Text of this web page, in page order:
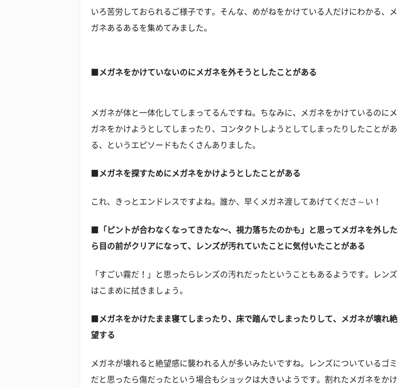
いろ苦労しておられるご様子です。そんな、めがねをかけている人だけにわかる、メ
ガネあるあるを集めてみました。
メガネをかけていないのにメガネを外そうとしたことがある
メガネが体と一体化してしまってるんですね。ちなみに、メガネをかけているのにメ
ガネをかけようとしてしまったり、コンタクトしようとしてしまったりしたことがあ
る、というエピソードもたくさんありました。
メガネを探すためにメガネをかけようとしたことがある
これ、きっとエンドレスですよね。誰か、早くメガネ渡してあげてくださ～い！
「ピントが合わなくなってきたな～、視力落ちたのかも」と思ってメガネを外した
ら目の前がクリアになって、レンズが汚れていたことに気付いたことがある
「すごい霧だ！」と思ったらレンズの汚れだったということもあるようです。レンズ
はこまめに拭きましょう。
メガネをかけたまま寝てしまったり、床で踏んでしまったりして、メガネが壊れ絶
望する
メガネが壊れると絶望感に襲われる人が多いみたいですね。レンズについているゴミ
だと思ったら傷だったという場合もショックは大きいようです。割れたメガネをかけ